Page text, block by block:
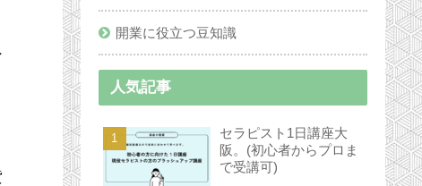
開業に役立つ豆知識
人気記事
セラピスト1日講座大
阪。(初心者からプロま
で受講可)